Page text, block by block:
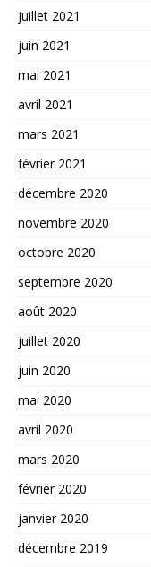
juillet 2021
juin 2021
mai 2021
avril 2021
mars 2021
février 2021
décembre 2020
novembre 2020
octobre 2020
septembre 2020
août 2020
juillet 2020
juin 2020
mai 2020
avril 2020
mars 2020
février 2020
janvier 2020
décembre 2019